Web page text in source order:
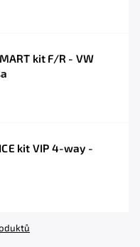
kit F/R - VW
kit VIP 4-way -